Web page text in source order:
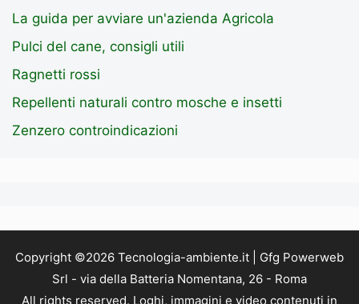
La guida per avviare un'azienda Agricola
Pulci del cane, consigli utili
Ragnetti rossi
Repellenti naturali contro mosche e insetti
Zenzero controindicazioni
Copyright ©2026 Tecnologia-ambiente.it | Gfg Powerweb
Srl - via della Batteria Nomentana, 26 - Roma
All rights reserved. Loghi, immagini e video contenuti in